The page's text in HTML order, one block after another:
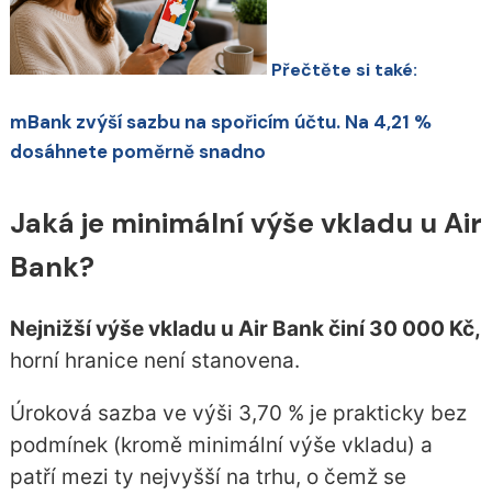
Přečtěte si také:
mBank zvýší sazbu na spořicím účtu. Na 4,21 %
dosáhnete poměrně snadno
Jaká je minimální výše vkladu u Air
Bank?
Nejnižší výše vkladu u Air Bank činí 30 000 Kč,
horní hranice není stanovena.
Úroková sazba ve výši 3,70 % je prakticky bez
podmínek (kromě minimální výše vkladu) a
patří mezi ty nejvyšší na trhu, o čemž se